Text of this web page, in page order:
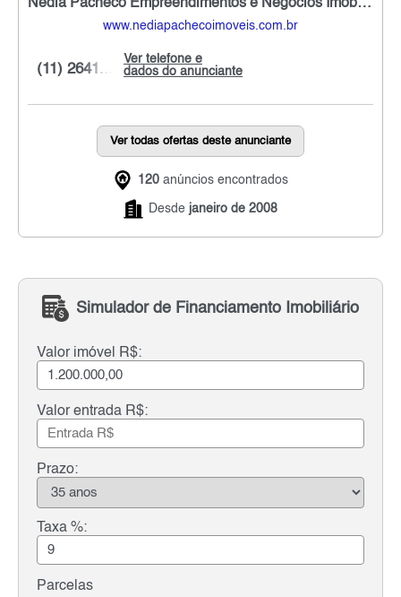
Nedia Pacheco Empreendimentos e Negócios Imobiliários
www.nediapachecoimoveis.com.br
Ver telefone e
dados do anunciante
(11) 2641...
Ver todas ofertas deste anunciante
120 anúncios encontrados
Desde janeiro de 2008
Simulador de Financiamento Imobiliário
Valor imóvel R$:
Valor entrada R$:
Prazo:
Taxa %:
Parcelas